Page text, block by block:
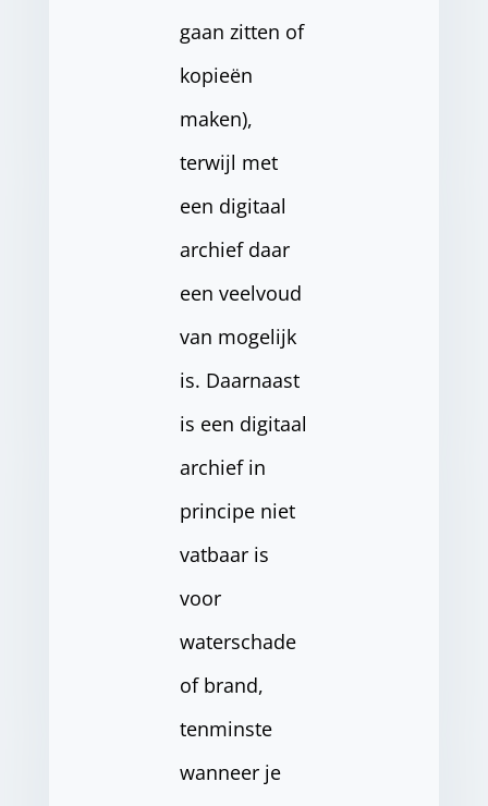
gaan zitten of
kopieën
maken),
terwijl met
een digitaal
archief daar
een veelvoud
van mogelijk
is. Daarnaast
is een digitaal
archief in
principe niet
vatbaar is
voor
waterschade
of brand,
tenminste
wanneer je